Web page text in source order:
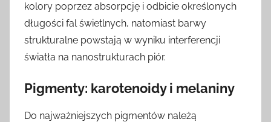
kolory poprzez absorpcję i odbicie określonych
długości fal świetlnych, natomiast barwy
strukturalne powstają w wyniku interferencji
światła na nanostrukturach piór.
Pigmenty: karotenoidy i melaniny
Do najważniejszych pigmentów należą